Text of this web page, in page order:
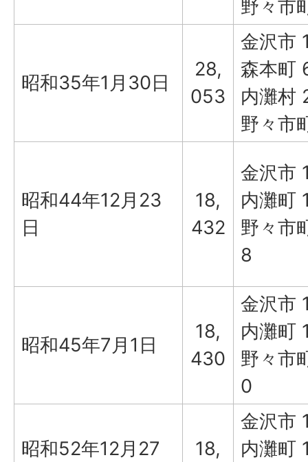
野々市
昭和35年1月30日
28,
053
金沢市
森本町
内灘村
野々市
昭和44年12月23
日
18,
432
金沢市
内灘町
野々市
8
昭和45年7月1日
18,
430
金沢市
内灘町
野々市
0
昭和52年12月27
18,
金沢市
内灘町